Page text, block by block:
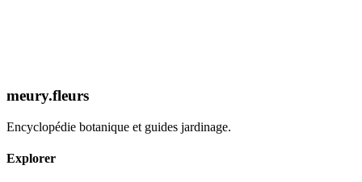
Découvrir la Fiche
meury.fleurs
Encyclopédie botanique et guides jardinage.
Explorer